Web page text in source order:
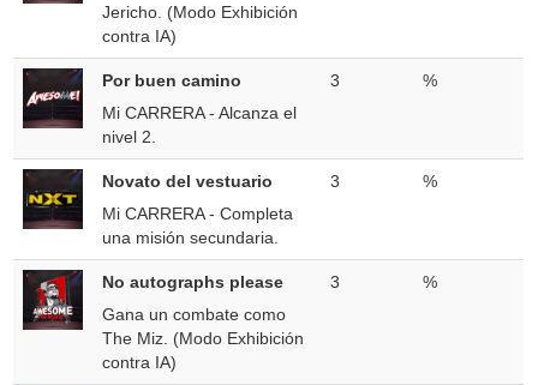
Jericho. (Modo Exhibición
contra IA)
Por buen camino
Mi CARRERA - Alcanza el
nivel 2.
3 %
Novato del vestuario
Mi CARRERA - Completa
una misión secundaria.
3 %
No autographs please
Gana un combate como
The Miz. (Modo Exhibición
contra IA)
3 %